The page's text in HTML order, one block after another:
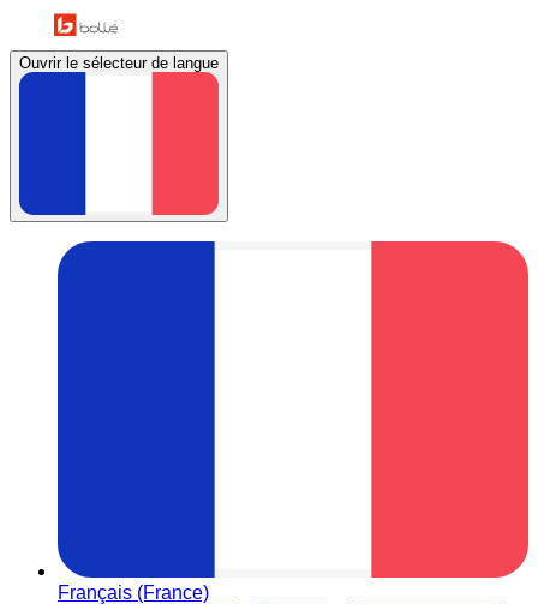
Ouvrir le sélecteur de langue
Français (France)